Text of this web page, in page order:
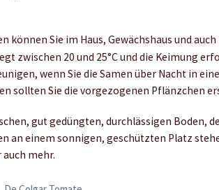
können Sie im Haus, Gewächshaus und
zwischen 20 und 25°C und die Keimung
wenn Sie die Samen über Nacht in
sollten Sie die vorgezogenen Pflänzchen
gut gedüngten, durchlässigen Boden,
an einem sonnigen, geschützten Platz
mehr.